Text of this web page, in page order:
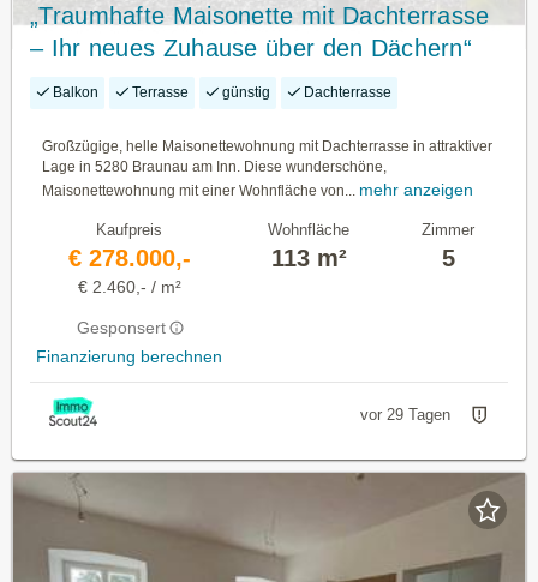
„Traumhafte Maisonette mit Dachterrasse
– Ihr neues Zuhause über den Dächern“
Balkon Terrasse günstig Dachterrasse
Großzügige, helle Maisonettewohnung mit Dachterrasse in attraktiver
Lage in 5280 Braunau am Inn. Diese wunderschöne,
Maisonettewohnung mit einer Wohnfläche von... mehr anzeigen
Kaufpreis
€ 278.000,-
€ 2.460,- / m²
Gesponsert
Finanzierung berechnen
Wohnfläche
113 m²
Zimmer
5
vor 29 Tagen